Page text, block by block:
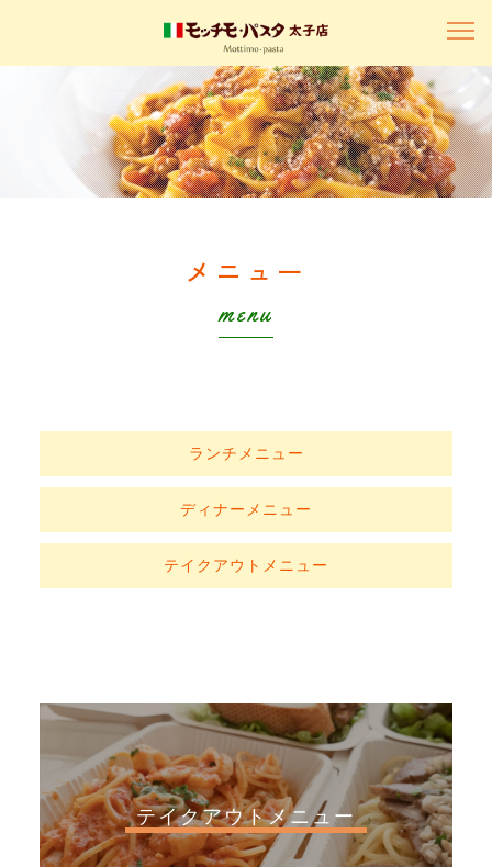
メニュー
menu
ランチメニュー
ディナーメニュー
テイクアウトメニュー
テイクアウトメニュー